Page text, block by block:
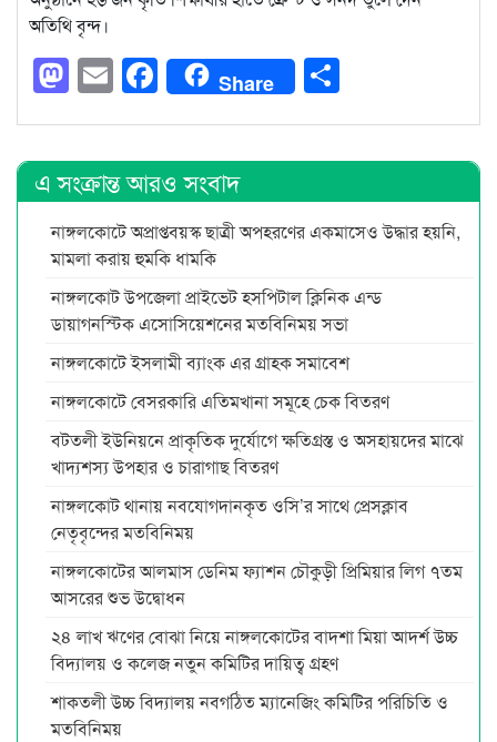
অতিথি বৃন্দ।
Mastodon
EmailFacebook
Share
এ সংক্রান্ত আরও সংবাদ
নাঙ্গলকোটে অপ্রাপ্তবয়স্ক ছাত্রী অপহরণের একমাসেও উদ্ধার হয়নি,
মামলা করায় হুমকি ধামকি
নাঙ্গলকোট উপজেলা প্রাইভেট হসপিটাল ক্লিনিক এন্ড
ডায়াগনস্টিক এসোসিয়েশনের মতবিনিময় সভা
নাঙ্গলকোটে ইসলামী ব্যাংক এর গ্রাহক সমাবেশ
নাঙ্গলকোটে বেসরকারি এতিমখানা সমূহে চেক বিতরণ
বটতলী ইউনিয়নে প্রাকৃতিক দুর্যোগে ক্ষতিগ্রস্ত ও অসহায়দের মাঝে
খাদ্যশস্য উপহার ও চারাগাছ বিতরণ
নাঙ্গলকোট থানায় নবযোগদানকৃত ওসি’র সাথে প্রেসক্লাব
নেতৃবৃন্দের মতবিনিময়
নাঙ্গলকোটের আলমাস ডেনিম ফ্যাশন চৌকুড়ী প্রিমিয়ার লিগ ৭তম
আসরের শুভ উদ্বোধন
২৪ লাখ ঋণের বোঝা নিয়ে নাঙ্গলকোটের বাদশা মিয়া আদর্শ উচ্চ
বিদ্যালয় ও কলেজ নতুন কমিটির দায়িত্ব গ্রহণ
শাকতলী উচ্চ বিদ্যালয় নবগঠিত ম্যানেজিং কমিটির পরিচিতি ও
মতবিনিময়